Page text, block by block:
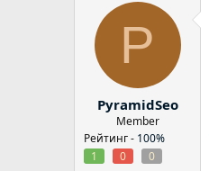
P
PyramidSeo
Member
Рейтинг - 100%
1
0 0